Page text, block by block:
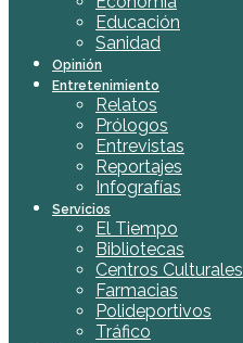
Educación
Sanidad
Opinión
Entretenimiento
Relatos
Prólogos
Entrevistas
Reportajes
Infografías
Servicios
El Tiempo
Bibliotecas
Centros Culturales
Farmacias
Polideportivos
Tráfico